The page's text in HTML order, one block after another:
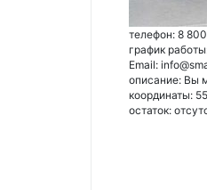
телефон: 8
график
Email:
описание: Вы
координаты:
остаток: